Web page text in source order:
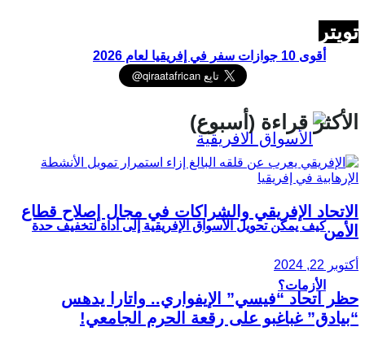
أقوى 10 جوازات سفر في إفريقيا لعام 2026
كيف يمكن تحويل الأسواق الإفريقية إلى أداة لتخفيف حدة
الأزمات؟
تويتر
الأكثر قراءة (أسبوع)
الاتحاد الإفريقي والشراكات في مجال إصلاح قطاع
الأمن
أكتوبر 22, 2024
حظر اتحاد “فيسي” الإيفواري.. واتارا يدهس
“بيادق” غباغبو على رقعة الحرم الجامعي!